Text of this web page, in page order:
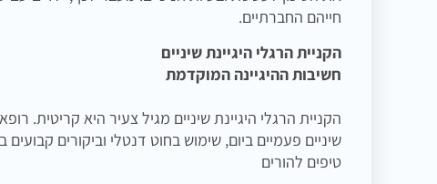
חייהם החברתיים.
הקניית הרגלי היגיינת שיניים
חשיבות ההיגיינה המוקדמת
הקניית הרגלי היגיינת שיניים מגיל צעיר היא קריטית.
שיניים פעמיים ביום, שימוש בחוט דנטלי וביקורים
טיפים להורים